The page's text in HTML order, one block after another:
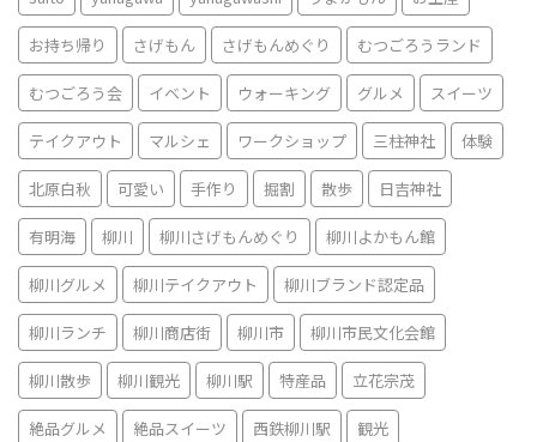
お持ち帰り さげもん さげもんめぐり むつごろうランド
むつごろう会 イベント ウォーキング グルメ スイーツ
テイクアウト マルシェ ワークショップ 三柱神社 体験
北原白秋 可愛い 手作り 掘割 散歩 日吉神社
有明海 柳川 柳川さげもんめぐり 柳川よかもん館
柳川グルメ 柳川テイクアウト 柳川ブランド認定品
柳川ランチ 柳川商店街 柳川市 柳川市民文化会館
柳川散歩 柳川観光 柳川駅 特産品 立花宗茂
絶品グルメ 絶品スイーツ 西鉄柳川駅 観光